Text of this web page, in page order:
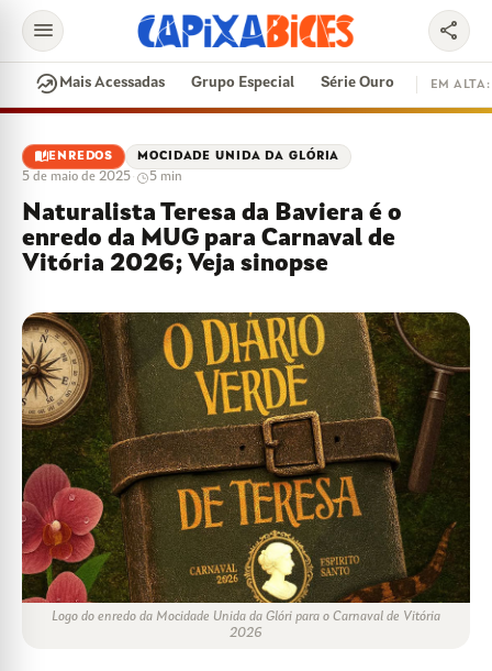
search
EM ALTA
CONTRATAÇÕES
DISPUTA DE SAMBA SAMBA-ENREDO
PARINTINS FEIJOADA EVENTOS
menu share
whatshot Mais Acessadas Grupo Especial Série Ouro EM ALTA:
Logo do enredo da Mocidade Unida da Glóri para o Carnaval de Vitória
2026
auto_stories ENREDOS MOCIDADE UNIDA DA GLÓRIA
5 de maio de 2025· 5 min
Naturalista Teresa da Baviera é o
enredo da MUG para Carnaval de
Vitória 2026; Veja sinopse